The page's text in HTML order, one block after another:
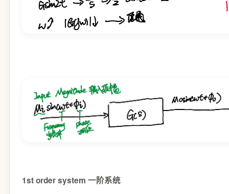
1st order system 一阶系统